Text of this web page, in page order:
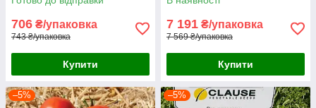
706 ₴/упаковка
743 ₴/упаковка
Купити
7 191 ₴/упаковка
7 569 ₴/упаковка
Купити
–5% –5%